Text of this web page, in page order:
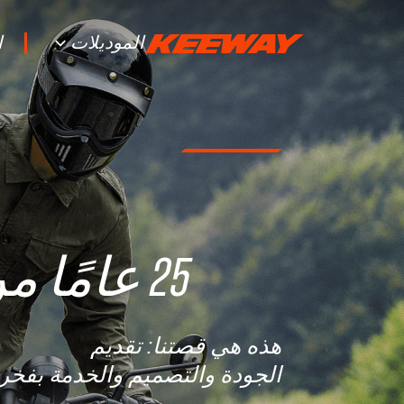
الموديلات
25 عامًا من الابتكار
هذه هي قصتنا: تقديم
الجودة والتصميم والخدمة